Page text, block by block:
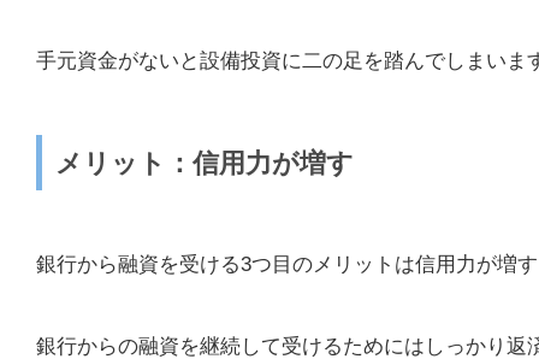
手元資金がないと設備投資に二の足を踏んでしまい
メリット：信用力が増す
銀行から融資を受ける3つ目のメリットは信用力が増
銀行からの融資を継続して受けるためにはしっかり